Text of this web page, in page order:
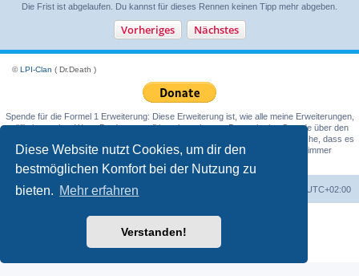
Diese Website nutzt Cookies, um dir den
bestmöglichen Komfort bei der Nutzung zu
bieten. Mehr erfahren
Verstanden!
Die Frist ist abgelaufen. Du kannst für dieses Rennen keinen Tipp mehr abgeben.
©LPI-Clan ( Dr.Death )
Spende für die Formel 1 Erweiterung: Diese Erweiterung ist, wie alle meine Erweiterungen,
völlig kostenlos. Wenn Du davon profitierst hast, kannst Du auch eine Spende über den
PayPal-Spendenbutton (Donate) tätigen. Ich würde es begrüßen. Ich verspreche, dass es
weder Spam noch Anfragen für weitere Spenden geben wird, obwohl sie immer
Foren-Übersicht UTC+02:00
Powered byphpBB® Forum Software © phpBB Limited
Deutsche Übersetzung durch
Datenschutz|Nutzungsbedingungen